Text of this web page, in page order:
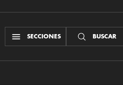
SECCIONES BUSCAR